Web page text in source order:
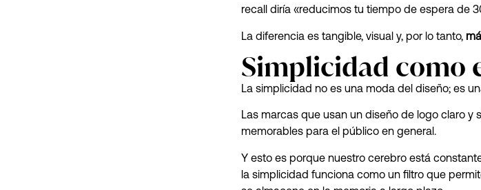
recall diría «reducimos tu tiempo de espera de
La diferencia es tangible, visual y, por lo tanto,
Simplicidad como
La simplicidad no es una moda del diseño; es
Las marcas que usan un diseño de logo claro y
memorables para el público en general.
Y esto es porque nuestro cerebro está
la simplicidad funciona como un filtro que